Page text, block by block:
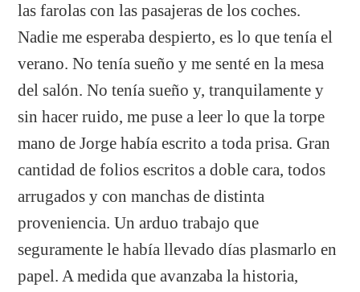
las farolas con las pasajeras de los coches.
Nadie me esperaba despierto, es lo que tenía el
verano. No tenía sueño y me senté en la mesa
del salón. No tenía sueño y, tranquilamente y
sin hacer ruido, me puse a leer lo que la torpe
mano de Jorge había escrito a toda prisa. Gran
cantidad de folios escritos a doble cara, todos
arrugados y con manchas de distinta
proveniencia. Un arduo trabajo que
seguramente le había llevado días plasmarlo en
papel. A medida que avanzaba la historia,